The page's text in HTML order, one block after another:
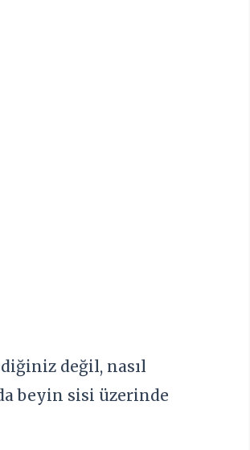
değil, nasıl
da beyin sisi üzerinde